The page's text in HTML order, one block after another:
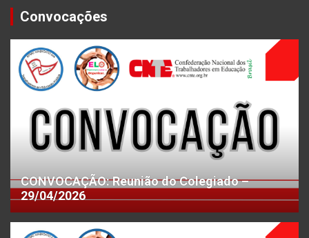
Convocações
CONVOCAÇÃO: Reunião do Colegiado –
29/04/2026